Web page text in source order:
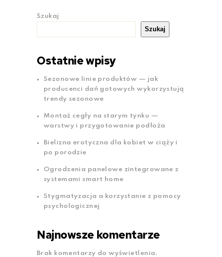
Szukaj
Szukaj
Ostatnie wpisy
Sezonowe linie produktów — jak
producenci dań gotowych wykorzystują
trendy sezonowe
Montaż cegły na starym tynku —
warstwy i przygotowanie podłoża
Bielizna erotyczna dla kobiet w ciąży i
po porodzie
Ogrodzenia panelowe zintegrowane z
systemami smart home
Stygmatyzacja a korzystanie z pomocy
psychologicznej
Najnowsze komentarze
Brak komentarzy do wyświetlenia.